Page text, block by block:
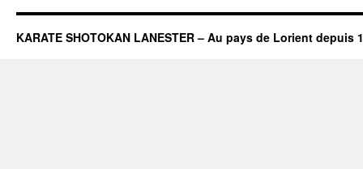
KARATE SHOTOKAN LANESTER – Au pays de Lorient depuis